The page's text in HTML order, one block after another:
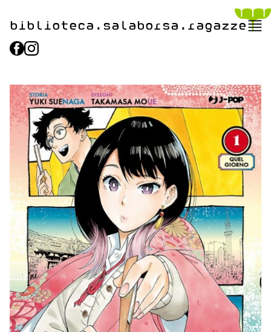
biblioteca.​salaborsa.ragazze